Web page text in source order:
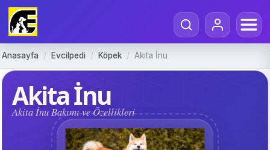
Anasayfa / Evcilpedi / Köpek / Akita İnu
Akita İnu
Akita İnu Bakımı ve Özellikleri